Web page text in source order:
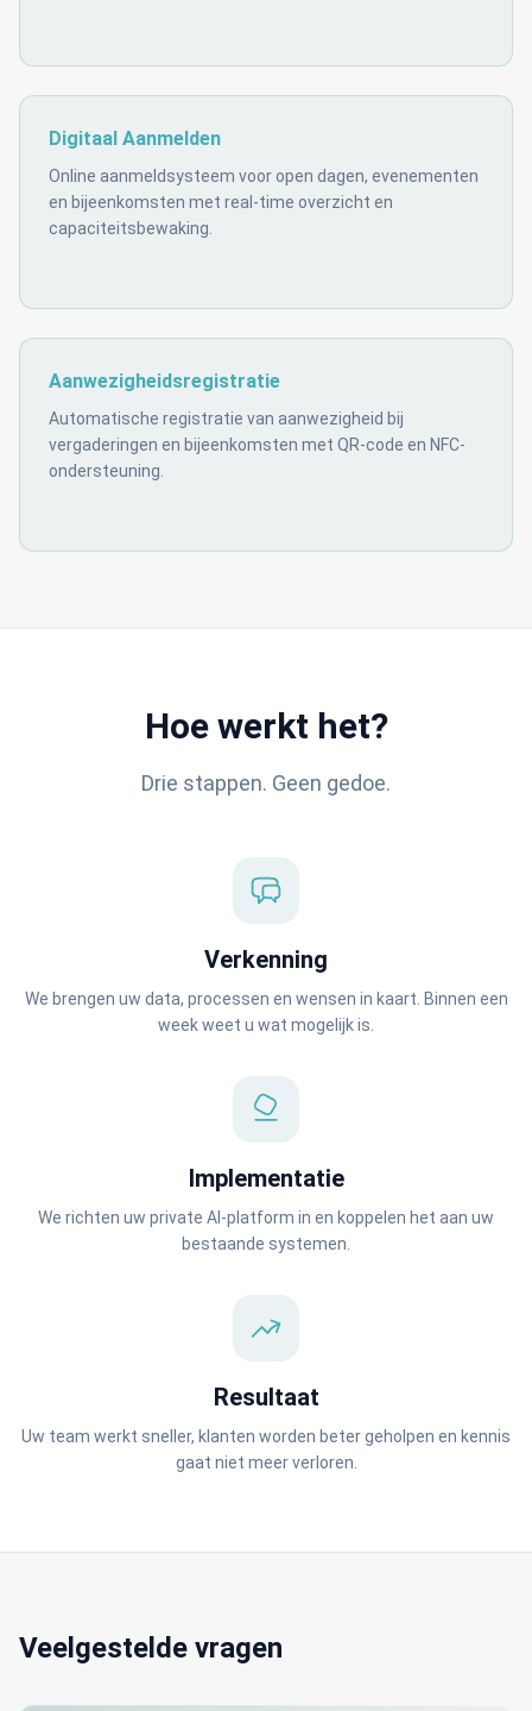
Digitaal Aanmelden
Online aanmeldsysteem voor open dagen, evenementen
en bijeenkomsten met real-time overzicht en
capaciteitsbewaking.
Aanwezigheidsregistratie
Automatische registratie van aanwezigheid bij
vergaderingen en bijeenkomsten met QR-code en NFC-
ondersteuning.
Hoe werkt het?
Drie stappen. Geen gedoe.
Verkenning
We brengen uw data, processen en wensen in kaart. Binnen een
week weet u wat mogelijk is.
Implementatie
We richten uw private AI-platform in en koppelen het aan uw
bestaande systemen.
Resultaat
Uw team werkt sneller, klanten worden beter geholpen en kennis
gaat niet meer verloren.
Veelgestelde vragen